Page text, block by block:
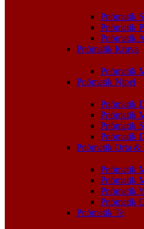
Pnömatik
Pnömatik
Pnömatik
Pnömatik Kruva
Pnömatik
Pnömatik Nipel
Pnömatik
Pnömatik
Pnömatik
Pnömatik
Pnömatik Orta &
Pnömatik
Pnömatik
Pnömatik
Pnömatik
Pnömatik Te